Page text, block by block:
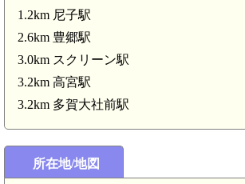
1.2km 尼子駅
2.6km 豊郷駅
3.0km スクリーン駅
3.2km 高宮駅
3.2km 多賀大社前駅
所在地/地図